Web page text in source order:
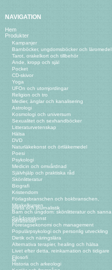
NAVIGATION
Hem
Produkter
Kampanjer
Barnböcker, ungdomsböcker och läromedel
Tarot, orakelkort och tillbehör
Ande, kropp och själ
Pocket
CD-skivor
Yoga
UFOn och utomjordingar
Religion och tro
Medier, änglar och kanalisering
Astrologi
Kosmologi och universum
Sexualitet och sexhandböcker
Litteraturvetenskap
Hälsa
DVD
Naturläkekonst och örtläkemedel
Poesi
Psykologi
Medicin och omvårdnad
Självhjälp och praktiska råd
Skönlitteratur
Biografi
Kristendom
Förlagsbranschen och bokbranschen,
press och journalistik
Mirakelkursen
Barn och ungdom: skönlitteratur och sanna
berättelser
Spådomskonst
Företagsekonomi och management
Populärpsykologi och personlig utveckling
Dietik och näringslära
Alternativa terapier, healing och hälsa
Livet efter detta, reinkarnation och tidigare
liv
Filosofi
Historia och arkeologi